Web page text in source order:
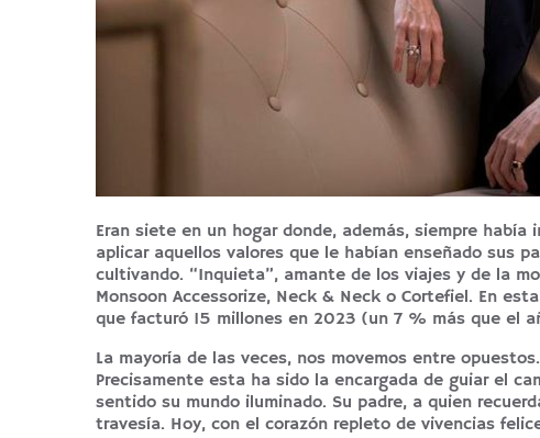
Eran siete en un hogar donde, además, siempre
aplicar aquellos valores que le habían enseñado sus
cultivando. “Inquieta”, amante de los viajes y de la
Monsoon Accessorize, Neck & Neck o Cortefiel. En
que facturó 15 millones en 2023 (un 7 % más que el
La mayoría de las veces, nos movemos entre
Precisamente esta ha sido la encargada de guiar el
sentido su mundo iluminado. Su padre, a quien
travesía. Hoy, con el corazón repleto de vivencias